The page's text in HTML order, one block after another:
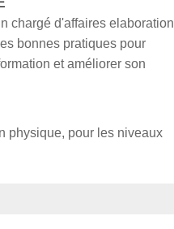
chargé d'affaires elaboration
bonnes pratiques pour
et améliorer son
physique, pour les niveaux